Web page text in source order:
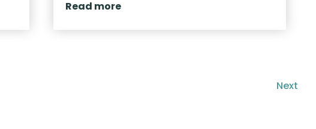
Read more
Next